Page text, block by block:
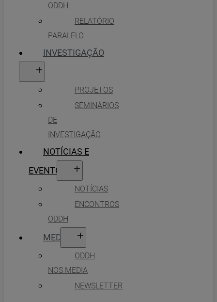
ODDH
RELATÓRIO
PARALELO
INVESTIGAÇÃO
PROJETOS
SEMINÁRIOS
DE
INVESTIGAÇÃO
NOTÍCIAS E
EVENTOS
NOTÍCIAS
ENCONTROS
ODDH
MEDIA
ODDH
NOS MEDIA
NEWSLETTER